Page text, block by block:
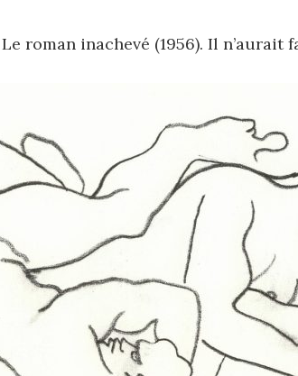
roman inachevé (1956). Il n’aurait